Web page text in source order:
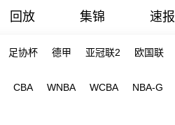
回放 集锦 速报
足协杯 德甲 亚冠联2 欧国联
CBA WNBA WCBA NBA-G